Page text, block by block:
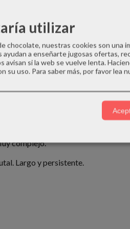
a sus tres hijos, quería cumplir
exteriores, han sido
de los suelos volcánicos
complejo.
Largo y persistente.
utilizar
chocolate, nuestras cookies son una
a enseñarte jugosas ofertas,
si la web se vuelve lenta.
su uso. Para saber más, por favor lea